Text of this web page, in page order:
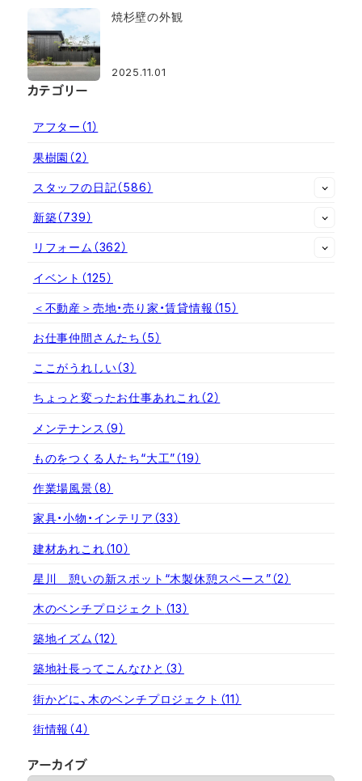
焼杉壁の外観
2025.11.01
カテゴリー
アフター （1）
果樹園 （2）
スタッフの日記（586）
新築（739）
リフォーム （362）
イベント （125）
＜不動産＞売地・売り家・賃貸情報 （15）
お仕事仲間さんたち （5）
ここがうれしい（3）
ちょっと変ったお仕事あれこれ（2）
メンテナンス （9）
ものをつくる人たち“大工”（19）
作業場風景（8）
家具・小物・インテリア （33）
建材あれこれ（10）
星川 憩いの新スポット“木製休憩スペース”（2）
木のベンチプロジェクト （13）
築地イズム （12）
築地社長ってこんなひと （3）
街かどに、木のベンチプロジェクト （11）
街情報 （4）
アーカイブ